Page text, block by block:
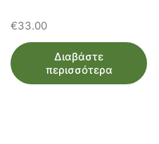
€33.00
Διαβάστε
περισσότερα